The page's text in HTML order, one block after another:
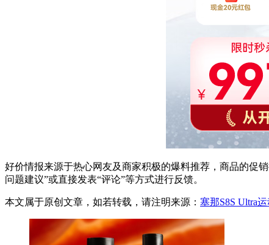
好价情报来源于热心网友及商家积极的爆料推荐，商品的促
问题建议”或直接发表“评论”等方式进行反馈。
本文属于原创文章，如若转载，请注明来源： 塞那S8S Ultra